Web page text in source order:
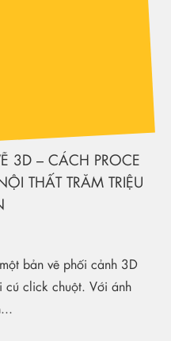
3D – CÁCH PROCE
THẤT TRĂM TRIỆU
bản vẽ phối cảnh 3D
cú click chuột. Với ánh